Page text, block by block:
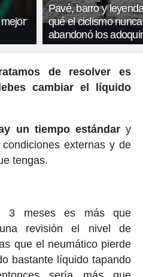
Pavé, barro y
qué el ciclismo nunca
abandonó los
de resolver es
cambiar el líquido
un tiempo estándary
externas y de
tengas.
3 meses es más que
revisión el nivel de
que el neumático pierde
bastante líquido tapando